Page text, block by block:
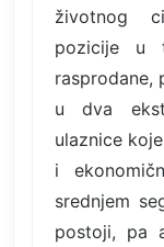
životnog
pozicije u
rasprodane,
u dva
ulaznice
i
srednjem
postoji, pa